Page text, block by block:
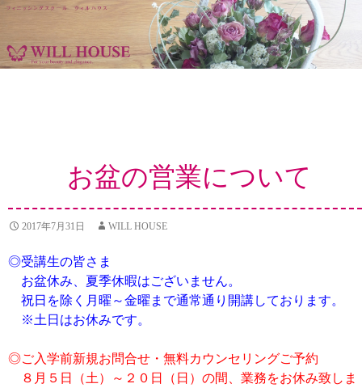
動
お盆の営業について
2017年7月31日 WILL HOUSE
◎受講生の皆さま
お盆休み、夏季休暇はございません。
祝日を除く月曜～金曜まで通常通り開講しております。
※土日はお休みです。
◎ご入学前新規お問合せ・無料カウンセリングご予約
８月５日（土）～２０日（日）の間、業務をお休み致しま